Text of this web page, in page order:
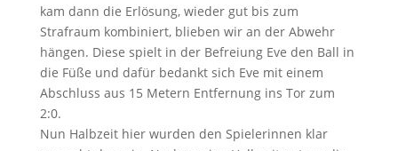
kam dann die Erlösung, wieder gut bis zum
Strafraum kombiniert, blieben wir an der Abwehr
hängen. Diese spielt in der Befreiung Eve den Ball in
die Füße und dafür bedankt sich Eve mit einem
Abschluss aus 15 Metern Entfernung ins Tor zum
2:0.
Nun Halbzeit hier wurden den Spielerinnen klar